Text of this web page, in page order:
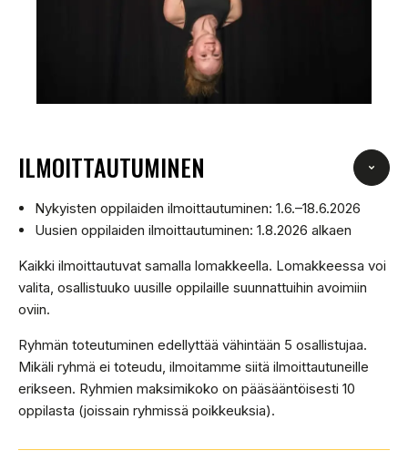
ILMOITTAUTUMINEN
Nykyisten oppilaiden ilmoittautuminen: 1.6.–18.6.2026
Uusien oppilaiden ilmoittautuminen: 1.8.2026 alkaen
Kaikki ilmoittautuvat samalla lomakkeella. Lomakkeessa voi
valita, osallistuuko uusille oppilaille suunnattuihin avoimiin
oviin.
Ryhmän toteutuminen edellyttää vähintään 5 osallistujaa.
Mikäli ryhmä ei toteudu, ilmoitamme siitä ilmoittautuneille
erikseen. Ryhmien maksimikoko on pääsääntöisesti 10
oppilasta (joissain ryhmissä poikkeuksia).